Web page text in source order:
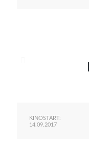
KINOSTART:
14.09.2017